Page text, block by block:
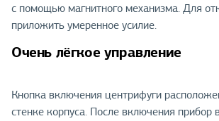
с помощью магнитного механизма. Для
приложить умеренное усилие.
Очень лёгкое управление
Кнопка включения центрифуги
стенке корпуса. После включения прибор